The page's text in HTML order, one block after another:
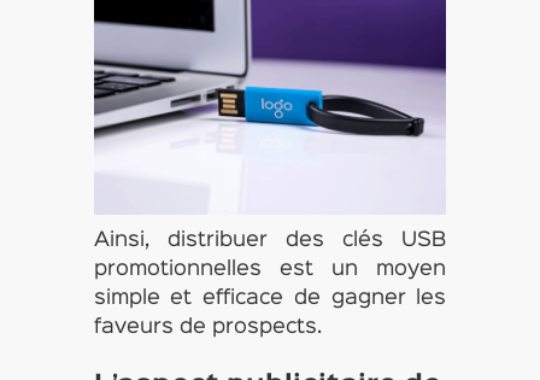
Ainsi, distribuer des clés USB
promotionnelles est un moyen
simple et efficace de gagner les
faveurs de prospects.